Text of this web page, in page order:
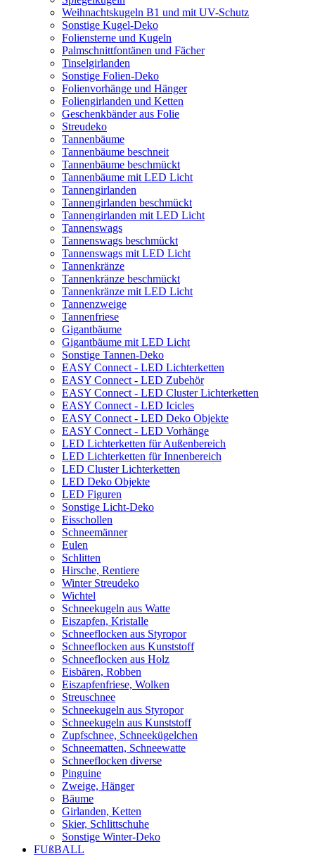
Weihnachtskugeln B1 und mit UV-Schutz
Sonstige Kugel-Deko
Foliensterne und Kugeln
Palmschnittfontänen und Fächer
Tinselgirlanden
Sonstige Folien-Deko
Folienvorhänge und Hänger
Foliengirlanden und Ketten
Geschenkbänder aus Folie
Streudeko
Tannenbäume
Tannenbäume beschneit
Tannenbäume beschmückt
Tannenbäume mit LED Licht
Tannengirlanden
Tannengirlanden beschmückt
Tannengirlanden mit LED Licht
Tannenswags
Tannenswags beschmückt
Tannenswags mit LED Licht
Tannenkränze
Tannenkränze beschmückt
Tannenkränze mit LED Licht
Tannenzweige
Tannenfriese
Gigantbäume
Gigantbäume mit LED Licht
Sonstige Tannen-Deko
EASY Connect - LED Lichterketten
EASY Connect - LED Zubehör
EASY Connect - LED Cluster Lichterketten
EASY Connect - LED Icicles
EASY Connect - LED Deko Objekte
EASY Connect - LED Vorhänge
LED Lichterketten für Außenbereich
LED Lichterketten für Innenbereich
LED Cluster Lichterketten
LED Deko Objekte
LED Figuren
Sonstige Licht-Deko
Eisschollen
Schneemänner
Eulen
Schlitten
Hirsche, Rentiere
Winter Streudeko
Wichtel
Schneekugeln aus Watte
Eiszapfen, Kristalle
Schneeflocken aus Styropor
Schneeflocken aus Kunststoff
Schneeflocken aus Holz
Eisbären, Robben
Eiszapfenfriese, Wolken
Streuschnee
Schneekugeln aus Styropor
Schneekugeln aus Kunststoff
Zupfschnee, Schneekügelchen
Schneematten, Schneewatte
Schneeflocken diverse
Pinguine
Zweige, Hänger
Bäume
Girlanden, Ketten
Skier, Schlittschuhe
Sonstige Winter-Deko
FUßBALL